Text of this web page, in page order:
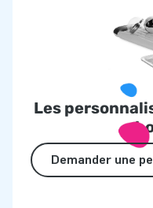
Les
Demander une